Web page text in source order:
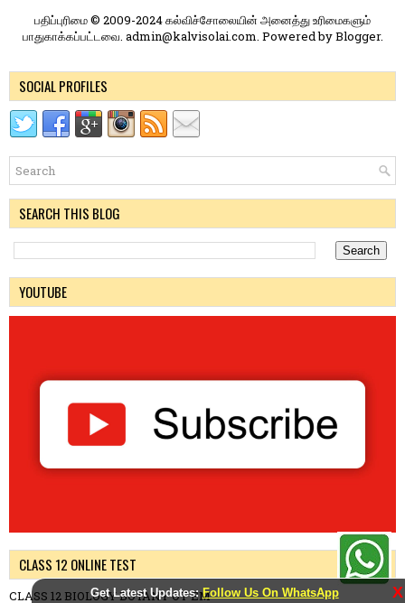
Get Latest Updates:Follow Us On WhatsApp X
பதிப்புரிமை © 2009-2024 கல்விச்சோலையின் அனைத்து உரிமைகளும்
பாதுகாக்கப்பட்டவை. admin@kalvisolai.com. Powered byBlogger.
SOCIAL PROFILES
SEARCH THIS BLOG
YOUTUBE
CLASS 12 ONLINE TEST
CLASS 12 BIOLOGY BOTANY OT EM